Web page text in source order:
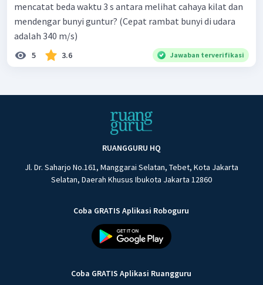
mencatat beda waktu 3 s antara melihat cahaya kilat dan
mendengar bunyi guntur? (Cepat rambat bunyi di udara
adalah 340 m/s)
5 3.6 Jawaban terverifikasi
RUANGGURU HQ
Jl. Dr. Saharjo No.161, Manggarai Selatan, Tebet, Kota Jakarta
Selatan, Daerah Khusus Ibukota Jakarta 12860
Coba GRATIS Aplikasi Roboguru
Coba GRATIS Aplikasi Ruangguru